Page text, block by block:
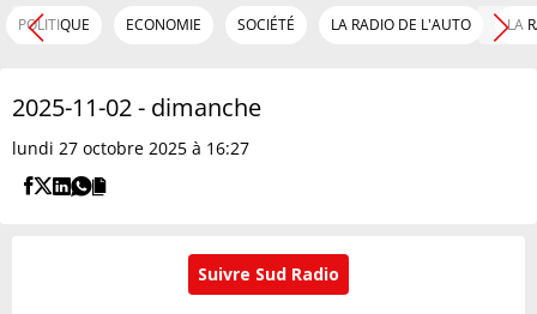
POLITIQUE ECONOMIE SOCIÉTÉ LA RADIO DE L'AUTO LA
2025-11-02 - dimanche
lundi 27 octobre 2025 à 16:27
Suivre Sud Radio